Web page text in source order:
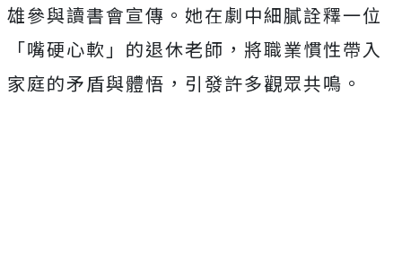
雄參與讀書會宣傳。她在劇中細膩詮釋一位
「嘴硬心軟」的退休老師，將職業慣性帶入
家庭的矛盾與體悟，引發許多觀眾共鳴。